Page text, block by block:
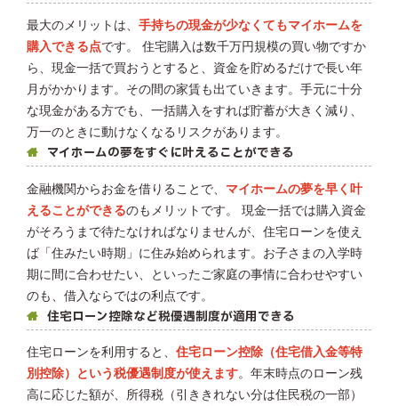
最大のメリットは、 手持ちの現金が少なくてもマイホームを
購入できる点です。 住宅購入は数千万円規模の買い物ですか
ら、現金一括で買おうとすると、資金を貯めるだけで長い年
月がかかります。その間の家賃も出ていきます。手元に十分
な現金がある方でも、一括購入をすれば貯蓄が大きく減り、
万一のときに動けなくなるリスクがあります。
マイホームの夢をすぐに叶えることができる
金融機関からお金を借りることで、 マイホームの夢を早く叶
えることができるのもメリットです。 現金一括では購入資金
がそろうまで待たなければなりませんが、住宅ローンを使え
ば「住みたい時期」に住み始められます。お子さまの入学時
期に間に合わせたい、といったご家庭の事情に合わせやすい
のも、借入ならではの利点です。
住宅ローン控除など税優遇制度が適用できる
住宅ローンを利用すると、 住宅ローン控除（住宅借入金等特
別控除）という税優遇制度が使えます。年末時点のローン残
高に応じた額が、所得税（引ききれない分は住民税の一部）